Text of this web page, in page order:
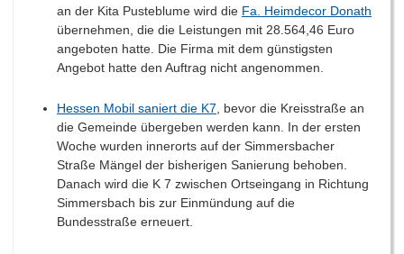
an der Kita Pusteblume wird die Fa. Heimdecor Donath
übernehmen, die die Leistungen mit 28.564,46 Euro
angeboten hatte. Die Firma mit dem günstigsten
Angebot hatte den Auftrag nicht angenommen.
Hessen Mobil saniert die K7 , bevor die Kreisstraße an
die Gemeinde übergeben werden kann. In der ersten
Woche wurden innerorts auf der Simmersbacher
Straße Mängel der bisherigen Sanierung behoben.
Danach wird die K 7 zwischen Ortseingang in Richtung
Simmersbach bis zur Einmündung auf die
Bundesstraße erneuert.